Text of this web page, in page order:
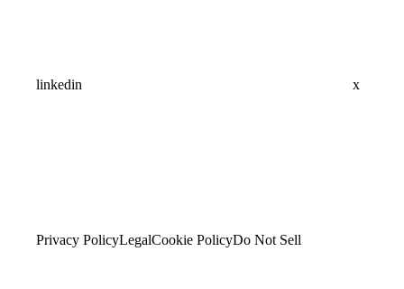
linkedin x
Privacy PolicyLegalCookie PolicyDo Not Sell